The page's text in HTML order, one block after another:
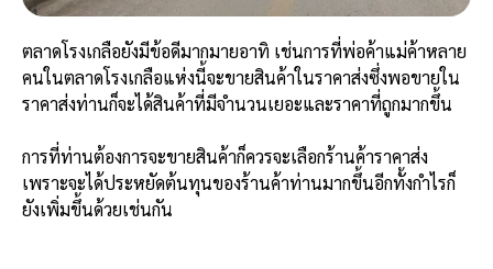
ตลาดโรงเกลือยังมีข้อดีมากมายอาทิ เช่นการที่พ่อค้าแม่ค้าหลาย
คนในตลาดโรงเกลือแห่งนี้จะขายสินค้าในราคาส่งซึ่งพอขายใน
ราคาส่งท่านก็จะได้สินค้าที่มีจำนวนเยอะและราคาที่ถูกมากขึ้น
การที่ท่านต้องการจะขายสินค้าก็ควรจะเลือกร้านค้าราคาส่ง
เพราะจะได้ประหยัดต้นทุนของร้านค้าท่านมากขึ้นอีกทั้งกำไรก็
ยังเพิ่มขึ้นด้วยเช่นกัน